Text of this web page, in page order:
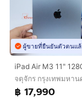
ผู้ขายที่ยืนยันตัวตนแล้
จตุจักร กรุงเทพมหาน
฿ 17,990